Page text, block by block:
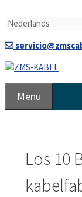
naar
Menu
Los 10